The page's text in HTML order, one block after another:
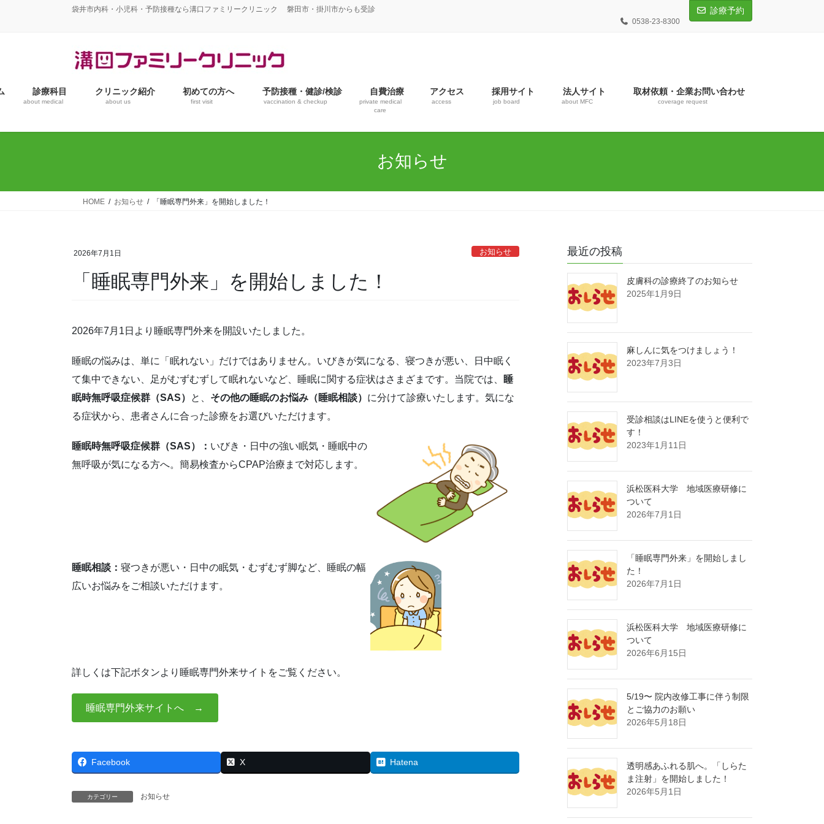
ス
ン
袋井市内科・小児科・予防接種なら溝口ファミリークリニック 磐田市・掛川市からも受診
0538-23-8300
診療予約
診療科目
about medical
クリニック紹介
about us
初めての方へ
first visit
予防接種・健診/検診
vaccination & checkup
自費治療
private medical
care
アクセス
access
採用サイト
job board
法人サイト
about MFC
取材依頼・企業お問い合わせ
coverage request
お知らせ
HOME お知らせ 「睡眠専門外来」を開始しました！
2026年7月1日 お知らせ
「睡眠専門外来」を開始しました！
2026年7月1日より睡眠専門外来を開設いたしました。
睡眠の悩みは、単に「眠れない」だけではありません。いびきが気になる、寝つきが悪い、日中眠く
て集中できない、足がむずむずして眠れないなど、睡眠に関する症状はさまざまです。当院では、
睡
眠時無呼吸症候群（SAS）
と、 その他の睡眠のお悩み（睡眠相談） に分けて診療いたします。気にな
る症状から、患者さんに合った診療をお選びいただけます。
睡眠時無呼吸症候群（SAS）： いびき・日中の強い眠気・睡眠中の
無呼吸が気になる方へ。簡易検査からCPAP治療まで対応します。
睡眠相談： 寝つきが悪い・日中の眠気・むずむず脚など、睡眠の幅
広いお悩みをご相談いただけます。
詳しくは下記ボタンより睡眠専門外来サイトをご覧ください。
睡眠専門外来サイトへ →
Facebook X Hatena
カテゴリー お知らせ
最近の投稿
皮膚科の診療終了のお知らせ
2025年1月9日
麻しんに気をつけましょう！
2023年7月3日
受診相談はLINEを使うと便利で
す！
2023年1月11日
浜松医科大学 地域医療研修に
ついて
2026年7月1日
「睡眠専門外来」を開始しまし
た！
2026年7月1日
浜松医科大学 地域医療研修に
ついて
2026年6月15日
5/19〜 院内改修工事に伴う制限
とご協力のお願い
2026年5月18日
透明感あふれる肌へ。「しらた
ま注射」を開始しました！
2026年5月1日